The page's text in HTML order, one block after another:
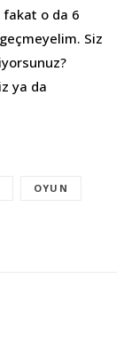
fakat o da 6
Siz
ya da
OYUN